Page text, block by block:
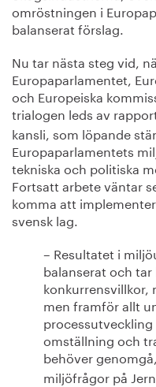
omröstningen i
balanserat förslag.
Nu tar nästa steg vid,
Europaparlamentet,
och Europeiska
trialogen leds av
kansli, som löpande
Europaparlamentets
tekniska och politiska
Fortsatt arbete väntar
komma att
svensk lag.
– Resultatet i
balanserat och
konkurrensvillkor,
men framför allt
omställning och
behöver
miljöfrågor på